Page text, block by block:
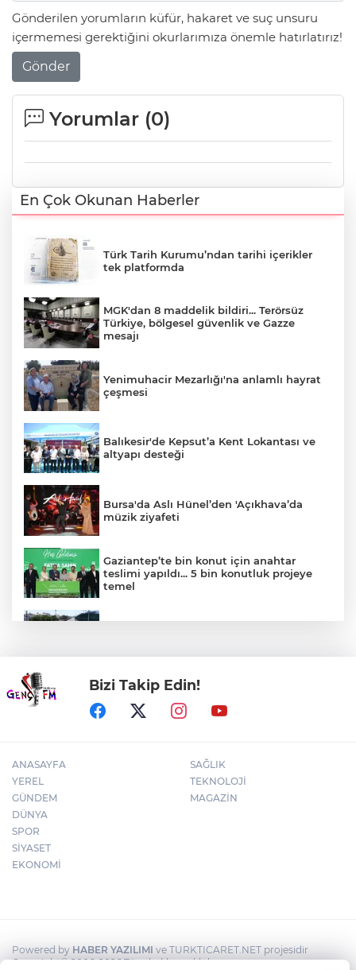
Gönderilen yorumların küfür, hakaret ve suç unsuru
içermemesi gerektiğini okurlarımıza önemle hatırlatırız!
Gönder
Yorumlar (0)
En Çok Okunan Haberler
Türk Tarih Kurumu’ndan tarihi içerikler
tek platformda
MGK'dan 8 maddelik bildiri... Terörsüz
Türkiye, bölgesel güvenlik ve Gazze
mesajı
Yenimuhacir Mezarlığı'na anlamlı hayrat
çeşmesi
Balıkesir'de Kepsut’a Kent Lokantası ve
altyapı desteği
Bursa'da Aslı Hünel’den 'Açıkhava’da
müzik ziyafeti
Gaziantep’te bin konut için anahtar
teslimi yapıldı... 5 bin konutluk projeye
temel
İzmir Karabağlar'da BİO fark yarattı
Bizi Takip Edin!
ANASAYFA
YEREL
GÜNDEM
DÜNYA
SPOR
SİYASET
EKONOMİ
SAĞLIK
TEKNOLOJİ
MAGAZİN
Powered by HABER YAZILIMI ve TURKTICARET.NET projesidir
Copyright© 2006-2026 Tüm hakları saklıdır.